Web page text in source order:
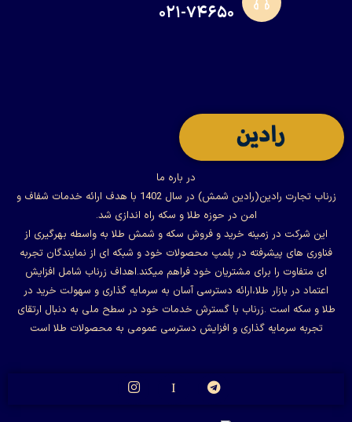
۰۲۱-۷۴۶۵۰
در باره ما
زرناب تجارت رادین(رادین شمش) در سال 1402 با هدف ارائه خدمات شفاف و
امن در حوزه طلا و سکه راه اندازی شد.
این شرکت در زمینه خرید و فروش سکه و شمش طلا به واسطه بهرگیری از
فناوری های پیشرفته در پلمپ محصولات خود و شبکه ای از نمایندگان تجربه
ای متفاوت را برای مشتریان خود فراهم میکند.اهداف زرناب شامل افزایش
اعتماد در بازار طلا،ارائه دسترسی آسان به سرمایه گذاری و سهولت خرید در
طلا و سکه است .زرناب با گسترش خدمات خود در سطح ملی به دنبال ارتقای
تجربه سرمایه گذاری و افزایش دسترسی عمومی به محصولات طلا است